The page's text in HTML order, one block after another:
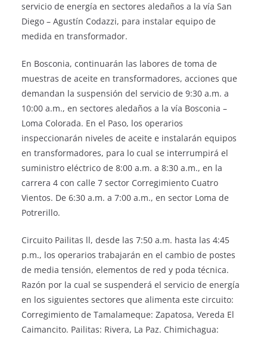
servicio de energía en sectores aledaños a la vía San
Diego – Agustín Codazzi, para instalar equipo de
medida en transformador.
En Bosconia, continuarán las labores de toma de
muestras de aceite en transformadores, acciones que
demandan la suspensión del servicio de 9:30 a.m. a
10:00 a.m., en sectores aledaños a la vía Bosconia –
Loma Colorada. En el Paso, los operarios
inspeccionarán niveles de aceite e instalarán equipos
en transformadores, para lo cual se interrumpirá el
suministro eléctrico de 8:00 a.m. a 8:30 a.m., en la
carrera 4 con calle 7 sector Corregimiento Cuatro
Vientos. De 6:30 a.m. a 7:00 a.m., en sector Loma de
Potrerillo.
Circuito Pailitas ll, desde las 7:50 a.m. hasta las 4:45
p.m., los operarios trabajarán en el cambio de postes
de media tensión, elementos de red y poda técnica.
Razón por la cual se suspenderá el servicio de energía
en los siguientes sectores que alimenta este circuito:
Corregimiento de Tamalameque: Zapatosa, Vereda El
Caimancito. Pailitas: Rivera, La Paz. Chimichagua: